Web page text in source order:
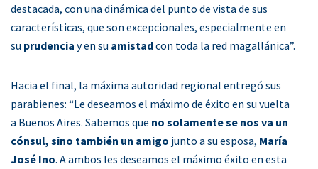
destacada, con una dinámica del punto de vista de sus
características, que son excepcionales, especialmente en
su prudencia y en su amistadcon toda la red magallánica”.
Hacia el final, la máxima autoridad regional entregó sus
parabienes: “Le deseamos el máximo de éxito en su vuelta
a Buenos Aires. Sabemos que no solamente se nos va un
cónsul, sino también un amigo junto a su esposa, María
José Ino. A ambos les deseamos el máximo éxito en esta